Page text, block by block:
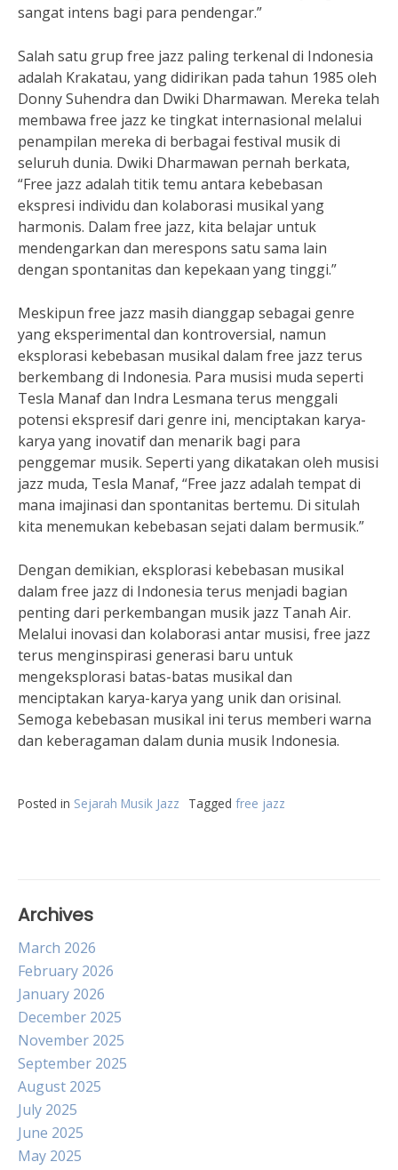
sangat intens bagi para pendengar.”
Salah satu grup free jazz paling terkenal di Indonesia
adalah Krakatau, yang didirikan pada tahun 1985 oleh
Donny Suhendra dan Dwiki Dharmawan. Mereka telah
membawa free jazz ke tingkat internasional melalui
penampilan mereka di berbagai festival musik di
seluruh dunia. Dwiki Dharmawan pernah berkata,
“Free jazz adalah titik temu antara kebebasan
ekspresi individu dan kolaborasi musikal yang
harmonis. Dalam free jazz, kita belajar untuk
mendengarkan dan merespons satu sama lain
dengan spontanitas dan kepekaan yang tinggi.”
Meskipun free jazz masih dianggap sebagai genre
yang eksperimental dan kontroversial, namun
eksplorasi kebebasan musikal dalam free jazz terus
berkembang di Indonesia. Para musisi muda seperti
Tesla Manaf dan Indra Lesmana terus menggali
potensi ekspresif dari genre ini, menciptakan karya-
karya yang inovatif dan menarik bagi para
penggemar musik. Seperti yang dikatakan oleh musisi
jazz muda, Tesla Manaf, “Free jazz adalah tempat di
mana imajinasi dan spontanitas bertemu. Di situlah
kita menemukan kebebasan sejati dalam bermusik.”
Dengan demikian, eksplorasi kebebasan musikal
dalam free jazz di Indonesia terus menjadi bagian
penting dari perkembangan musik jazz Tanah Air.
Melalui inovasi dan kolaborasi antar musisi, free jazz
terus menginspirasi generasi baru untuk
mengeksplorasi batas-batas musikal dan
menciptakan karya-karya yang unik dan orisinal.
Semoga kebebasan musikal ini terus memberi warna
dan keberagaman dalam dunia musik Indonesia.
Posted in Sejarah Musik Jazz Tagged free jazz
Archives
March 2026
February 2026
January 2026
December 2025
November 2025
September 2025
August 2025
July 2025
June 2025
May 2025